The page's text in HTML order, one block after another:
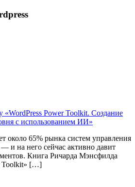
«WordPress Power Toolkit. Создание
с использованием ИИ»
около 65% рынка систем управления
и на него сейчас активно давит
Книга Ричарда Мэнсфилда
Toolkit» […]